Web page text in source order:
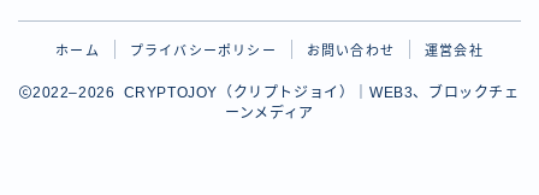
ホーム プライバシーポリシー お問い合わせ 運営会社
2022–2026 CRYPTOJOY（クリプトジョイ）｜WEB3、ブロックチェ
ーンメディア